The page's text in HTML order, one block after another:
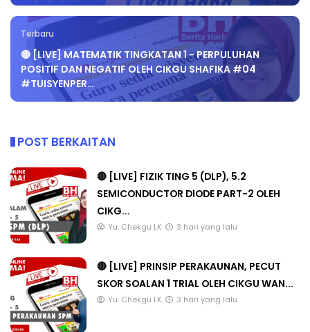
Terbaru
🔴 [LIVE] MATEMATIK TINGKATAN 1 - PERPULUHAN
POSITIF DAN NEGATIF OLEH CIKGU SHAFIKA #04
#TUISYENPER…
POST BERKAITAN
🔴 [LIVE] FIZIK TING 5 (DLP), 5.2
SEMICONDUCTOR DIODE PART-2 OLEH
CIKG...
Yu. Chekgu LK 3 hari yang lalu
🔴 [LIVE] PRINSIP PERAKAUNAN, PECUT
SKOR SOALAN 1 TRIAL OLEH CIKGU WAN...
Yu. Chekgu LK 3 hari yang lalu